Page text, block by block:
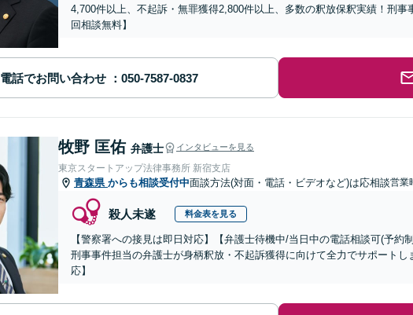
4,700件以上、不起訴・無罪獲得2,800件以上、多数の釈放保釈実績！刑
回相談無料】
電話でお問い合わせ
牧野 匡佑 弁護士 インタビューを見る
東京スタートアップ法律事務所 新宿支店
青森県 からも相談受付中面談方法(対面・電話・ビデオなど)は応相談営業
殺人未遂 料金表を見る
【警察署への接見は即日対応】【弁護士待機中/当日中の電話相談可(予約
刑事事件担当の弁護士が身柄釈放・不起訴獲得に向けて全力でサポート
応】